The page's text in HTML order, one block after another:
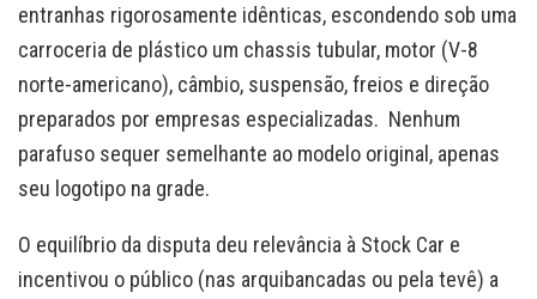
entranhas rigorosamente idênticas, escondendo sob uma
carroceria de plástico um chassis tubular, motor (V-8
norte-americano), câmbio, suspensão, freios e direção
preparados por empresas especializadas. Nenhum
parafuso sequer semelhante ao modelo original, apenas
seu logotipo na grade.
O equilíbrio da disputa deu relevância à Stock Car e
incentivou o público (nas arquibancadas ou pela tevê) a